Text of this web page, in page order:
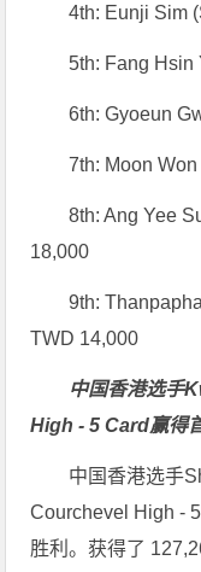
4th: Eunji Sim
5th: Fang Hsin
6th: Gyoeun
7th: Moon
8th: Ang Yee
18,000
9th:
TWD 14,000
中国香港选手
High - 5 Card赢得
中国香港选手
Courchevel High -
胜利。获得了